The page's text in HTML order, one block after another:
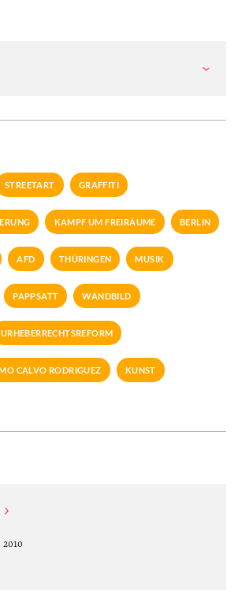
STREETART GRAFFITI
KAMPF UM FREIRÄUME BERLIN
AFD THÜRINGEN MUSIK
PAPPSATT WANDBILD
URHEBERRECHTSREFORM
CALVO RODRIGUEZ KUNST